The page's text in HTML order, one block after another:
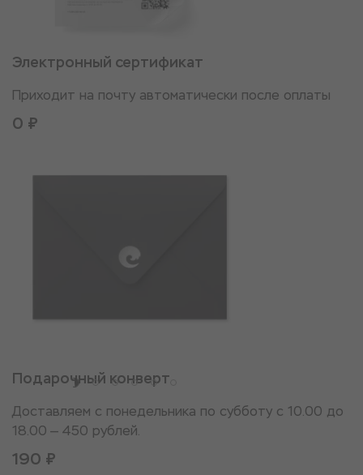
Электронный сертификат
Приходит на почту автоматически после оплаты
0 ₽
Подарочный конверт
Доставляем с понедельника по субботу с 10.00 до
18.00 — 450 рублей.
190 ₽